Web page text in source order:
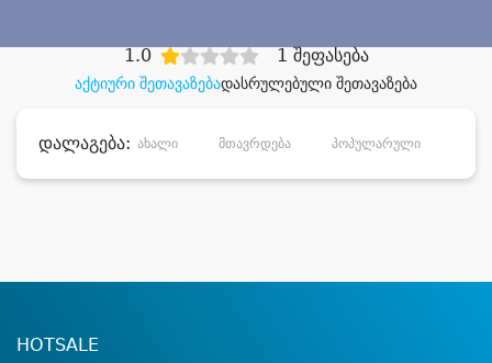
აქტიური შეთავაზებადასრულებული შეთავაზება
1.0 1 შეფასება
დალაგება: ახალი მთავრდება პოპულარული
HOTSALE